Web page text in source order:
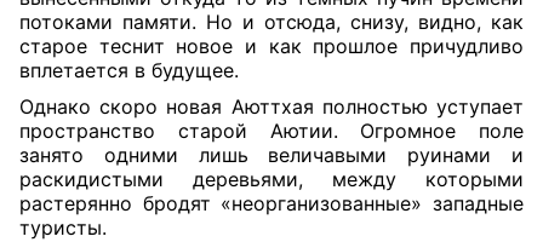
потоками памяти. Но и отсюда, снизу, видно, как
старое теснит новое и как прошлое причудливо
вплетается в будущее.
Однако скоро новая Аюттхая полностью уступает
пространство старой Аютии. Огромное поле
занято одними лишь величавыми руинами и
раскидистыми деревьями, между которыми
растерянно бродят «неорганизованные» западные
туристы.